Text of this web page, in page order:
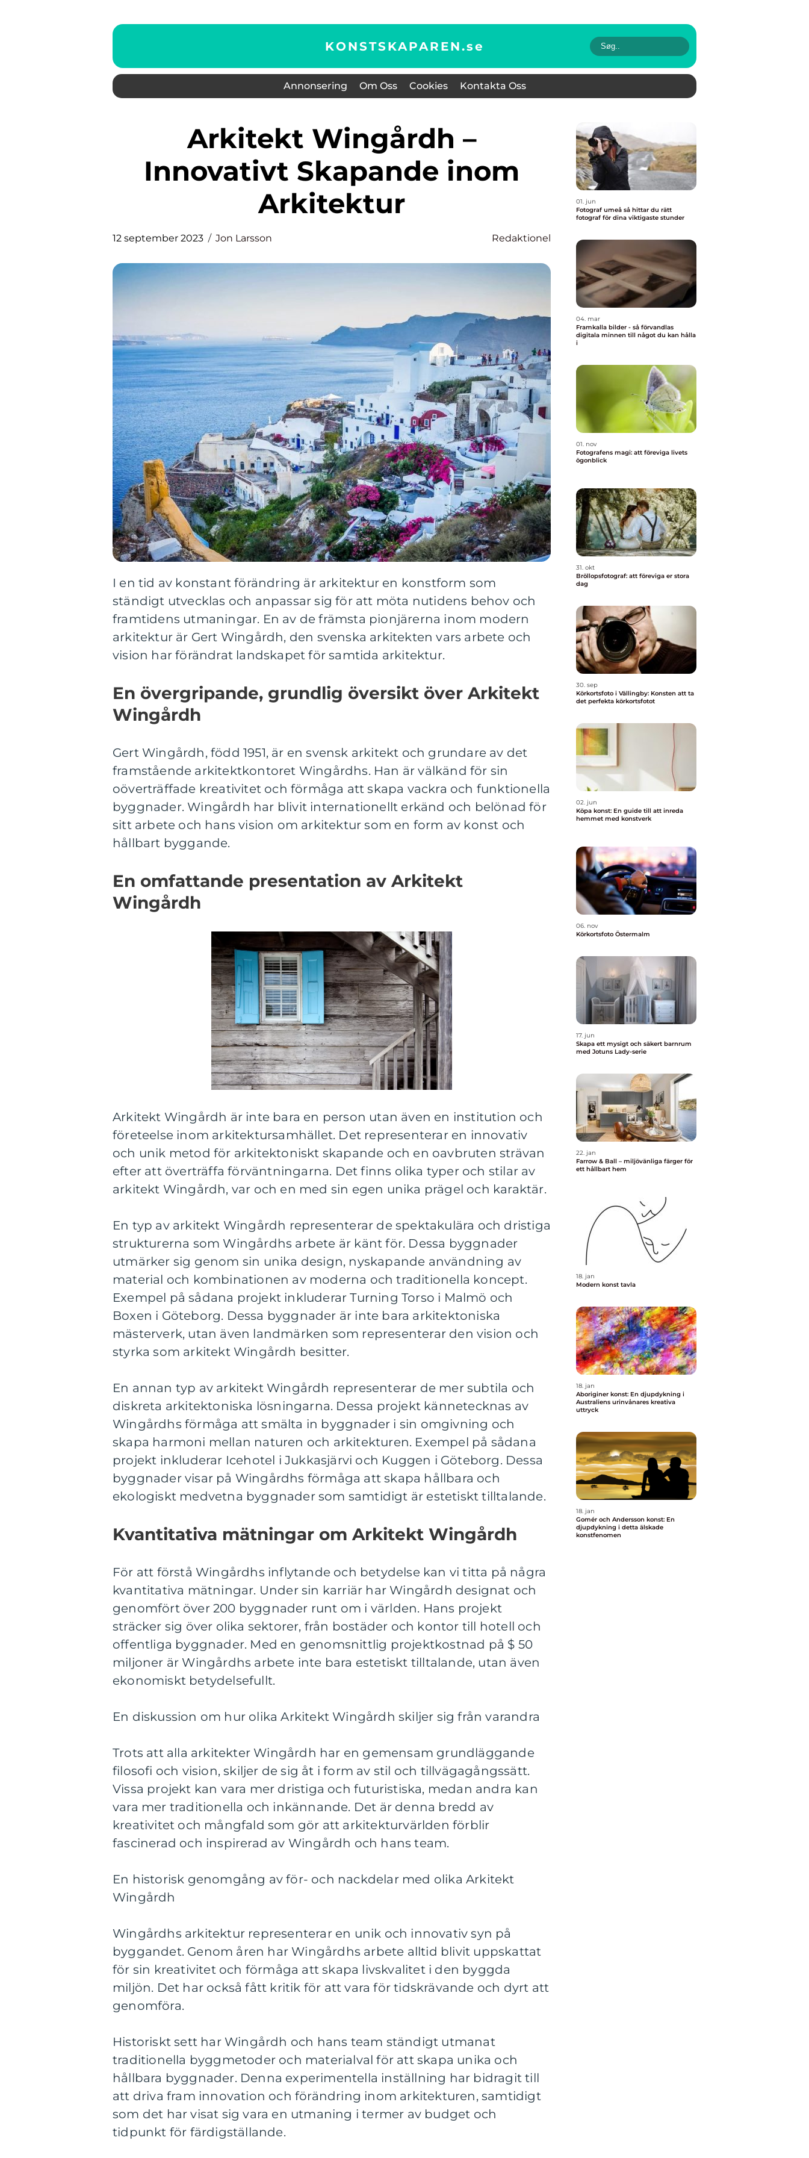
KONSTSKAPAREN.se
Annonsering Om Oss Cookies Kontakta Oss
Arkitekt Wingårdh –
Innovativt Skapande inom
Arkitektur
12 september 2023 Jon Larsson Redaktionel
I en tid av konstant förändring är arkitektur en konstform som
ständigt utvecklas och anpassar sig för att möta nutidens behov och
framtidens utmaningar. En av de främsta pionjärerna inom modern
arkitektur är Gert Wingårdh, den svenska arkitekten vars arbete och
vision har förändrat landskapet för samtida arkitektur.
En övergripande, grundlig översikt över Arkitekt
Wingårdh
Gert Wingårdh, född 1951, är en svensk arkitekt och grundare av det
framstående arkitektkontoret Wingårdhs. Han är välkänd för sin
oöverträffade kreativitet och förmåga att skapa vackra och funktionella
byggnader. Wingårdh har blivit internationellt erkänd och belönad för
sitt arbete och hans vision om arkitektur som en form av konst och
hållbart byggande.
En omfattande presentation av Arkitekt
Wingårdh
Arkitekt Wingårdh är inte bara en person utan även en institution och
företeelse inom arkitektursamhället. Det representerar en innovativ
och unik metod för arkitektoniskt skapande och en oavbruten strävan
efter att överträffa förväntningarna. Det finns olika typer och stilar av
arkitekt Wingårdh, var och en med sin egen unika prägel och karaktär.
En typ av arkitekt Wingårdh representerar de spektakulära och dristiga
strukturerna som Wingårdhs arbete är känt för. Dessa byggnader
utmärker sig genom sin unika design, nyskapande användning av
material och kombinationen av moderna och traditionella koncept.
Exempel på sådana projekt inkluderar Turning Torso i Malmö och
Boxen i Göteborg. Dessa byggnader är inte bara arkitektoniska
mästerverk, utan även landmärken som representerar den vision och
styrka som arkitekt Wingårdh besitter.
En annan typ av arkitekt Wingårdh representerar de mer subtila och
diskreta arkitektoniska lösningarna. Dessa projekt kännetecknas av
Wingårdhs förmåga att smälta in byggnader i sin omgivning och
skapa harmoni mellan naturen och arkitekturen. Exempel på sådana
projekt inkluderar Icehotel i Jukkasjärvi och Kuggen i Göteborg. Dessa
byggnader visar på Wingårdhs förmåga att skapa hållbara och
ekologiskt medvetna byggnader som samtidigt är estetiskt tilltalande.
Kvantitativa mätningar om Arkitekt Wingårdh
För att förstå Wingårdhs inflytande och betydelse kan vi titta på några
kvantitativa mätningar. Under sin karriär har Wingårdh designat och
genomfört över 200 byggnader runt om i världen. Hans projekt
sträcker sig över olika sektorer, från bostäder och kontor till hotell och
offentliga byggnader. Med en genomsnittlig projektkostnad på $ 50
miljoner är Wingårdhs arbete inte bara estetiskt tilltalande, utan även
ekonomiskt betydelsefullt.
En diskussion om hur olika Arkitekt Wingårdh skiljer sig från varandra
Trots att alla arkitekter Wingårdh har en gemensam grundläggande
filosofi och vision, skiljer de sig åt i form av stil och tillvägagångssätt.
Vissa projekt kan vara mer dristiga och futuristiska, medan andra kan
vara mer traditionella och inkännande. Det är denna bredd av
kreativitet och mångfald som gör att arkitekturvärlden förblir
fascinerad och inspirerad av Wingårdh och hans team.
En historisk genomgång av för- och nackdelar med olika Arkitekt
Wingårdh
Wingårdhs arkitektur representerar en unik och innovativ syn på
byggandet. Genom åren har Wingårdhs arbete alltid blivit uppskattat
för sin kreativitet och förmåga att skapa livskvalitet i den byggda
miljön. Det har också fått kritik för att vara för tidskrävande och dyrt att
genomföra.
Historiskt sett har Wingårdh och hans team ständigt utmanat
traditionella byggmetoder och materialval för att skapa unika och
hållbara byggnader. Denna experimentella inställning har bidragit till
att driva fram innovation och förändring inom arkitekturen, samtidigt
som det har visat sig vara en utmaning i termer av budget och
tidpunkt för färdigställande.
01. jun
Fotograf umeå så hittar du rätt
fotograf för dina viktigaste stunder
04. mar
Framkalla bilder - så förvandlas
digitala minnen till något du kan hålla
i
01. nov
Fotografens magi: att föreviga livets
ögonblick
31. okt
Bröllopsfotograf: att föreviga er stora
dag
30. sep
Körkortsfoto i Vällingby: Konsten att ta
det perfekta körkortsfotot
02. jun
Köpa konst: En guide till att inreda
hemmet med konstverk
06. nov
Körkortsfoto Östermalm
17. jun
Skapa ett mysigt och säkert barnrum
med Jotuns Lady-serie
22. jan
Farrow & Ball – miljövänliga färger för
ett hållbart hem
18. jan
Modern konst tavla
18. jan
Aboriginer konst: En djupdykning i
Australiens urinvånares kreativa
uttryck
18. jan
Gomér och Andersson konst: En
djupdykning i detta älskade
konstfenomen